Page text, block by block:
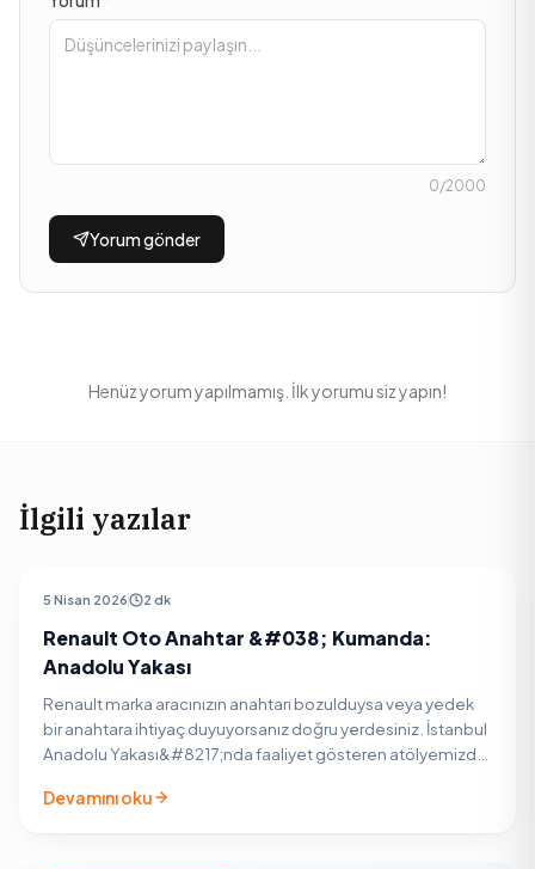
0/2000
Yorum gönder
Henüz yorum yapılmamış. İlk yorumu siz yapın!
İlgili yazılar
RENAULT ARAÇ ANAHTARI
5 Nisan 2026 2 dk
Renault Oto Anahtar &#038; Kumanda:
Anadolu Yakası
Renault marka aracınızın anahtarı bozulduysa veya yedek
bir anahtara ihtiyaç duyuyorsanız doğru yerdesiniz. İstanbul
Anadolu Yakası&#8217;nda faaliyet gösteren atölyemizde,
Devamını oku